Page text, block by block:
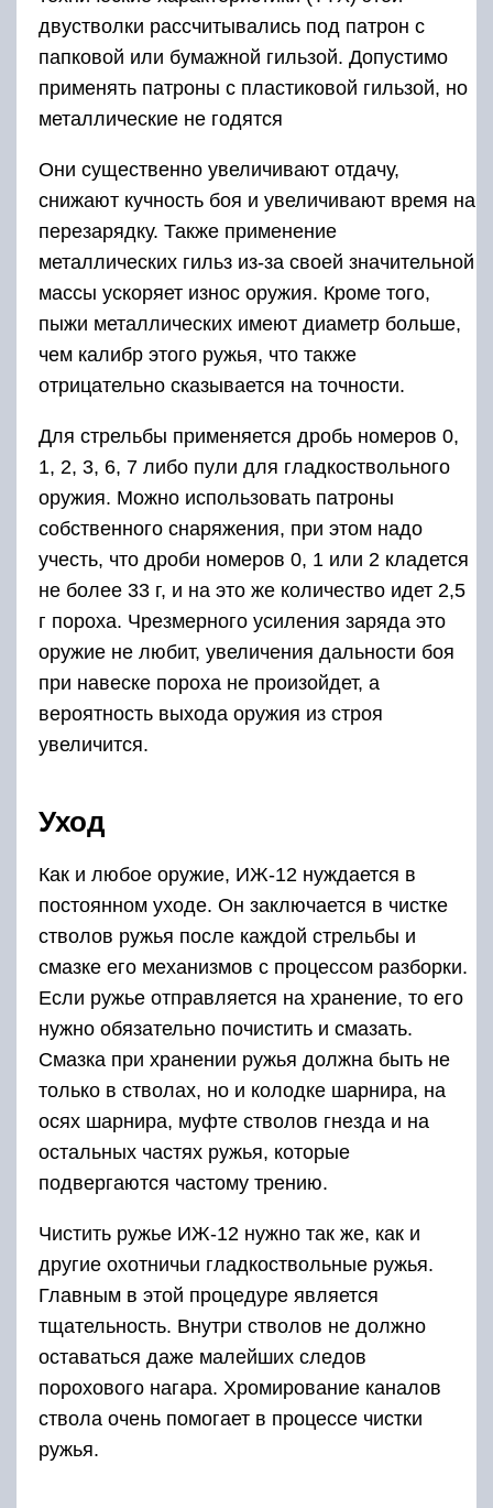
двустволки рассчитывались под патрон с
папковой или бумажной гильзой. Допустимо
применять патроны с пластиковой гильзой, но
металлические не годятся
Они существенно увеличивают отдачу,
снижают кучность боя и увеличивают время на
перезарядку. Также применение
металлических гильз из-за своей значительной
массы ускоряет износ оружия. Кроме того,
пыжи металлических имеют диаметр больше,
чем калибр этого ружья, что также
отрицательно сказывается на точности.
Для стрельбы применяется дробь номеров 0,
1, 2, 3, 6, 7 либо пули для гладкоствольного
оружия. Можно использовать патроны
собственного снаряжения, при этом надо
учесть, что дроби номеров 0, 1 или 2 кладется
не более 33 г, и на это же количество идет 2,5
г пороха. Чрезмерного усиления заряда это
оружие не любит, увеличения дальности боя
при навеске пороха не произойдет, а
вероятность выхода оружия из строя
увеличится.
Уход
Как и любое оружие, ИЖ-12 нуждается в
постоянном уходе. Он заключается в чистке
стволов ружья после каждой стрельбы и
смазке его механизмов с процессом разборки.
Если ружье отправляется на хранение, то его
нужно обязательно почистить и смазать.
Смазка при хранении ружья должна быть не
только в стволах, но и колодке шарнира, на
осях шарнира, муфте стволов гнезда и на
остальных частях ружья, которые
подвергаются частому трению.
Чистить ружье ИЖ-12 нужно так же, как и
другие охотничьи гладкоствольные ружья.
Главным в этой процедуре является
тщательность. Внутри стволов не должно
оставаться даже малейших следов
порохового нагара. Хромирование каналов
ствола очень помогает в процессе чистки
ружья.